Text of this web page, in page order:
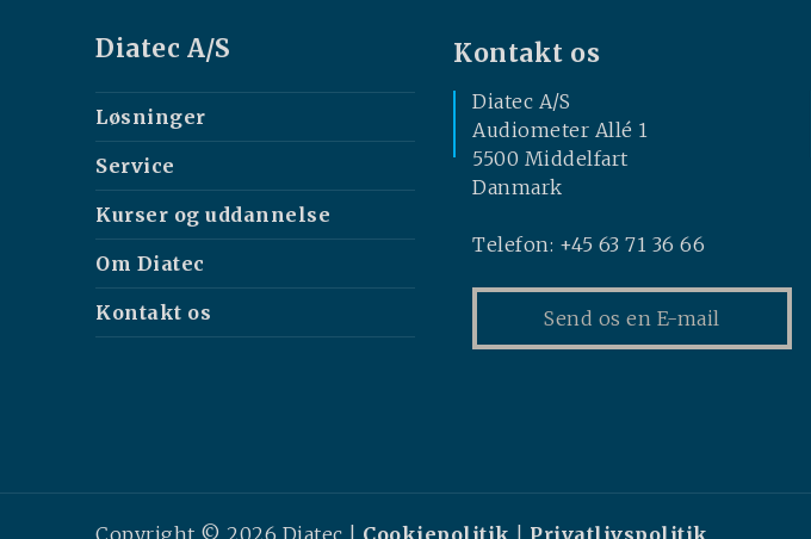
Diatec A/S
Løsninger
Service
Kurser og uddannelse
Om Diatec
Kontakt os
Kontakt os
Diatec A/S
Audiometer Allé 1
5500 Middelfart
Danmark
Telefon: +45 63 71 36 66
Send os en E-mail
Copyright © 2026 Diatec | Cookiepolitik Privatlivspolitik